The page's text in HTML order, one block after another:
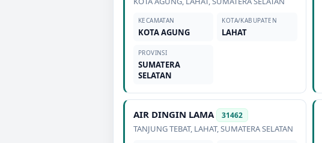
KECAMATAN
KOTA AGUNG
KOTA/KABUPATEN
LAHAT
PROVINSI
SUMATERA
SELATAN
AIR DINGIN LAMA 31462
TANJUNG TEBAT, LAHAT,SUMATERA SELATAN